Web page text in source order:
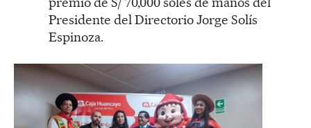
Presidente del Directorio Jorge Solís
Espinoza.